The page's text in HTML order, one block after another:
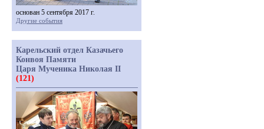
основан 5 сентября 2017 г.
Другие события
Карельский отдел Казачьего
Конвоя Памяти
Царя Мученика Николая II
(121)